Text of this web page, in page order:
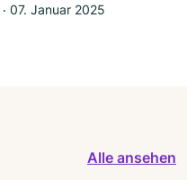
‧ 07. Januar 2025
Alle ansehen